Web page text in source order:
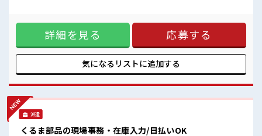
ロッカーあり！
安心してお仕事に集中♪
残業はほとんどありません！
れば基本的に自由！ (規定有)≪ラクラク制服アリ≫ 制服があ
るので、 毎日の服装の悩み解消♪ ≪未経験OKの仕事≫ 新し
いことにチャレンジするのは不安だけど、 しっかり働く環境
が整っています！ イチからスキルUP・ステップUP目指して
いきましょう！ ≪自分に向いている仕事が探せる≫ 困った事
などがあれば、 担当がしっかりサポートします！ ■職場の雰
完備でランチや休憩も充実しそう♪ ロッカーあり！ 安心して
お仕事に集中♪ 残業はほとんどありません！
詳細を見る 応募する
気になるリストに追加する
派遣
くるま部品の現場事務・在庫入力/日払いOK